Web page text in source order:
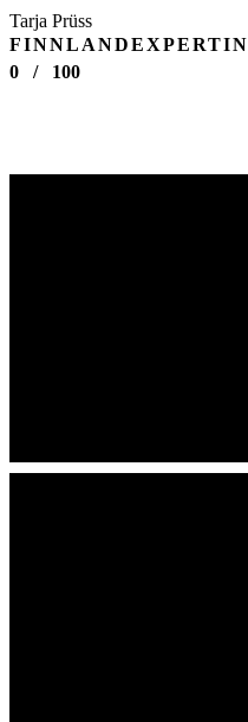
Tarja Prüss
FINNLANDEXPERTIN
0
/ 100